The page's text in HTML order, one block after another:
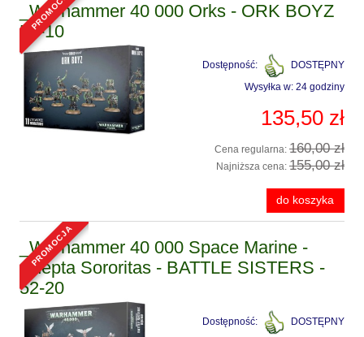
_Warhammer 40 000 Orks - ORK BOYZ
50-10
Dostępność:
DOSTĘPNY
Wysyłka w: 24 godziny
135,50 zł
Cena regularna: 160,00 zł
Najniższa cena: 155,00 zł
do koszyka
_Warhammer 40 000 Space Marine -
Adepta Sororitas - BATTLE SISTERS -
52-20
Dostępność:
DOSTĘPNY
promocja